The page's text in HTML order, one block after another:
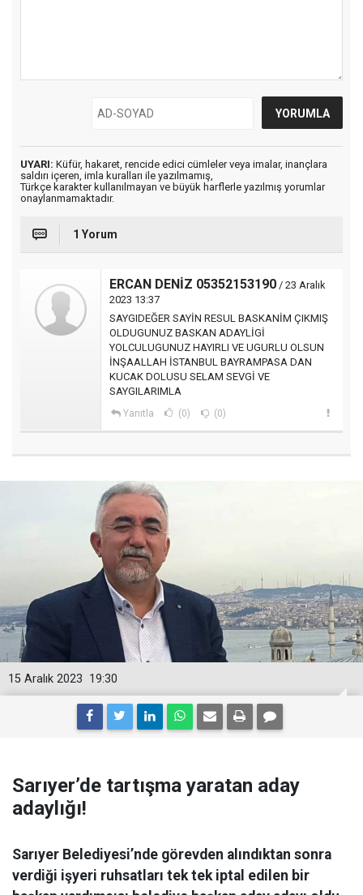
UYARI: Küfür, hakaret, rencide edici cümleler veya imalar, inançlara
saldırı içeren, imla kuralları ile yazılmamış,
Türkçe karakter kullanılmayan ve büyük harflerle yazılmış yorumlar
onaylanmamaktadır.
1 Yorum
ERCAN DENİZ 05352153190 / 23 Aralık
2023 13:37
SAYGIDEĞER SAYİN RESUL BASKANİM ÇIKMIŞ
OLDUGUNUZ BASKAN ADAYLİGİ
YOLCULUGUNUZ HAYIRLI VE UGURLU OLSUN
İNŞAALLAH İSTANBUL BAYRAMPASA DAN
KUCAK DOLUSU SELAM SEVGİ VE
SAYGILARIMLA
Yanıtla (0) (0)
19:30
15 Aralık 2023
Sarıyer’de tartışma yaratan aday
adaylığı!
Sarıyer Belediyesi’nde görevden alındıktan sonra
verdiği işyeri ruhsatları tek tek iptal edilen bir